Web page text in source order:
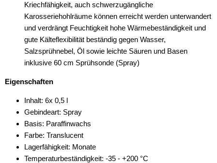
Kriechfähigkeit, auch schwerzugängliche
Karosseriehohlräume können erreicht werden unterwandert
und verdrängt Feuchtigkeit hohe Wärmebeständigkeit und
gute Kälteflexibilität beständig gegen Wasser,
Salzsprühnebel, Öl sowie leichte Säuren und Basen
inklusive 60 cm Sprühsonde (Spray)
Eigenschaften
Inhalt: 6x 0,5 l
Gebindeart: Spray
Basis: Paraffinwachs
Farbe: Translucent
Lagerfähigkeit: Monate
Temperaturbeständigkeit: -35 - +200 °C